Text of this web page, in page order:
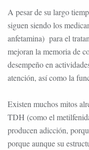
A pesar de su largo
siguen siendo los
anfetamina) para el
mejoran la memoria de
desempeño en
atención, así como la
Existen muchos mitos
TDH (como el
producen adicción,
porque aunque su